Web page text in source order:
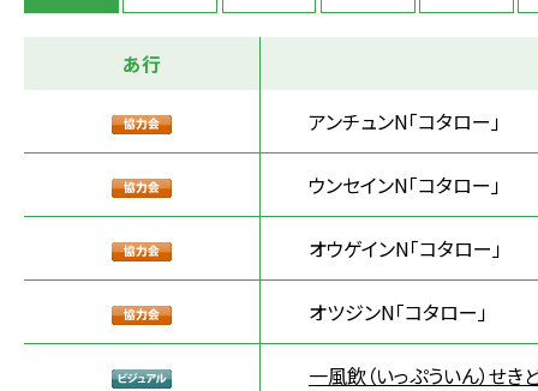
あ行
アンチュンN「コタロー」
ウンセインN「コタロー」
オウゲインN「コタロー」
オツジンN「コタロー」
一風飲（いっぷういん）せき